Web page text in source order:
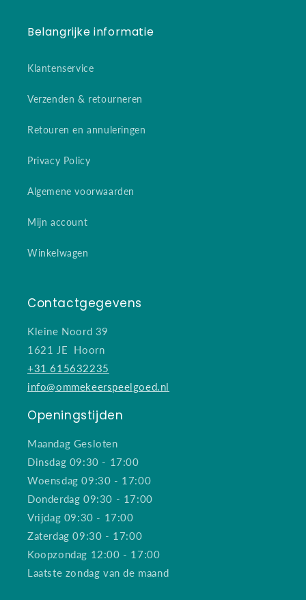
Belangrijke informatie
Klantenservice
Verzenden & retourneren
Retouren en annuleringen
Privacy Policy
Algemene voorwaarden
Mijn account
Winkelwagen
Contactgegevens
Kleine Noord 39
1621 JE Hoorn
+31 615632235
info@ommekeerspeelgoed.nl
Openingstijden
Maandag Gesloten
Dinsdag 09:30 - 17:00
Woensdag 09:30 - 17:00
Donderdag 09:30 - 17:00
Vrijdag 09:30 - 17:00
Zaterdag 09:30 - 17:00
Koopzondag 12:00 - 17:00
Laatste zondag van de maand